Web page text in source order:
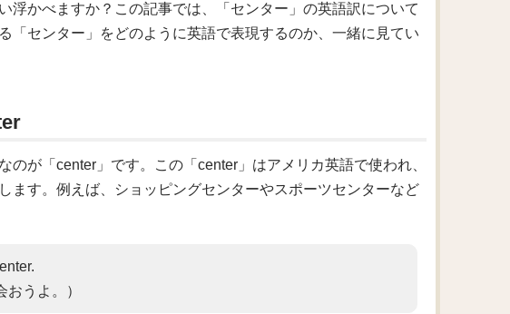
浮かべますか？この記事では、「センター」の英語訳について
「センター」をどのように英語で表現するのか、一緒に見てい
のが「center」です。この「center」はアメリカ英語で使われ、
ます。例えば、ショッピングセンターやスポーツセンターなど
おうよ。）